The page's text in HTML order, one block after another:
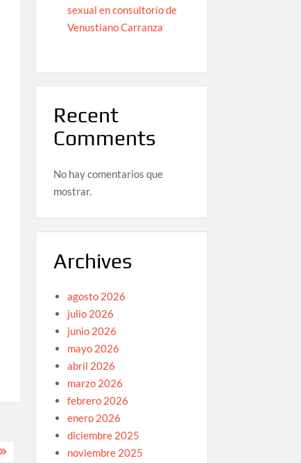
sexual en consultorio de
Venustiano Carranza
Recent
Comments
No hay comentarios que
mostrar.
Archives
agosto 2026
julio 2026
junio 2026
mayo 2026
abril 2026
marzo 2026
febrero 2026
enero 2026
diciembre 2025
noviembre 2025